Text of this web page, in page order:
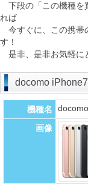
下段の「この機種を
れば
今すぐに、この携帯
す！
是非、是非お気軽に
docomo
機種名
画像